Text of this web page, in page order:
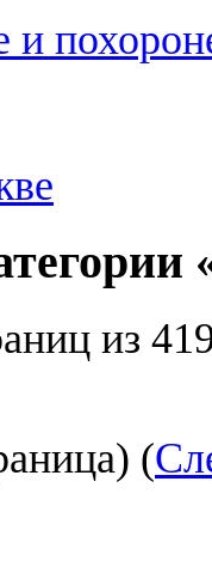
и
из
(